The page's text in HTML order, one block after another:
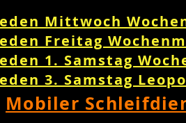
Mittwoch
Freitag
1. Samstag
3. Samstag
Mobiler